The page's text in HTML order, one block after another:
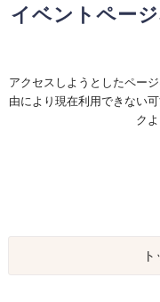
イベントペー
アクセスしようとしたペー
由により現在利用できない
ク